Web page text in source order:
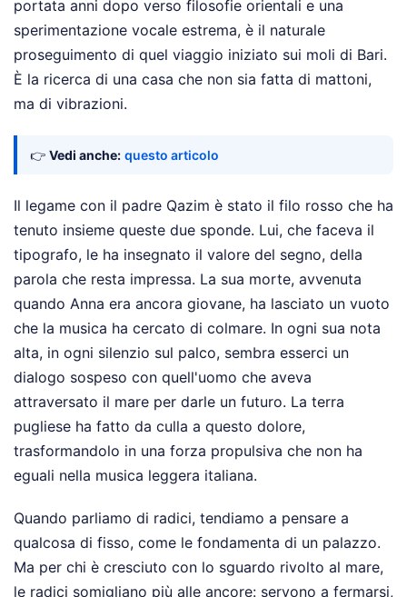
portata anni dopo verso filosofie orientali e una
sperimentazione vocale estrema, è il naturale
proseguimento di quel viaggio iniziato sui moli di Bari.
È la ricerca di una casa che non sia fatta di mattoni,
ma di vibrazioni.
👉 Vedi anche: questo articolo
Il legame con il padre Qazim è stato il filo rosso che ha
tenuto insieme queste due sponde. Lui, che faceva il
tipografo, le ha insegnato il valore del segno, della
parola che resta impressa. La sua morte, avvenuta
quando Anna era ancora giovane, ha lasciato un vuoto
che la musica ha cercato di colmare. In ogni sua nota
alta, in ogni silenzio sul palco, sembra esserci un
dialogo sospeso con quell'uomo che aveva
attraversato il mare per darle un futuro. La terra
pugliese ha fatto da culla a questo dolore,
trasformandolo in una forza propulsiva che non ha
eguali nella musica leggera italiana.
Quando parliamo di radici, tendiamo a pensare a
qualcosa di fisso, come le fondamenta di un palazzo.
Ma per chi è cresciuto con lo sguardo rivolto al mare,
le radici somigliano più alle ancore: servono a fermarsi,